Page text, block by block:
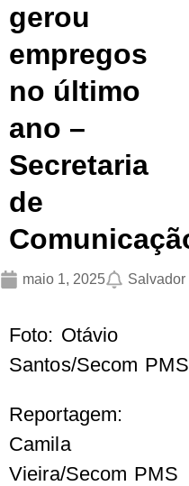
gerou
empregos
no último
ano –
Secretaria
de
maio 1, 2025 Salvador
Foto: Otávio
Santos/Secom PMS
Reportagem:
Camila
Vieira/Secom PMS